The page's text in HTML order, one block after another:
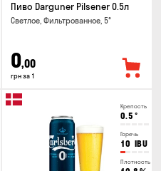
Пиво Darguner Pilsener 0.5л
Светлое, Фильтрованное, 5°
0,00
грн за 1
Крепость
0.5 °
Горечь
10 IBU
Плотность